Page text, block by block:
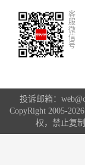
客
服
微
信
号
投诉邮箱：
CopyRight 2005-
权，禁止复